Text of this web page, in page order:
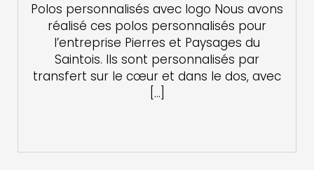
Polos personnalisés avec logo Nous avons
réalisé ces polos personnalisés pour
l’entreprise Pierres et Paysages du
Saintois. Ils sont personnalisés par
transfert sur le cœur et dans le dos, avec
[…]